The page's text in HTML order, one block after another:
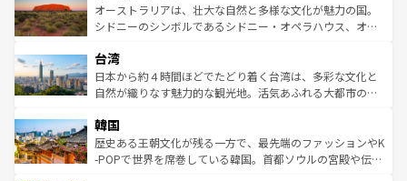
文化が魅力。旅行者はアメリカの各地域で異なる魅力を楽
しみながら、その多様性と豊かな歴史を感じることができ
ならではの贅沢な旅のスタイルだ。 なお、新着のアメリカ
情報はコンテンツ一覧を参照してほしい。
島だが、静かな自然を求めるならマウイ島やカウアイ島が
おすすめ。エメラルドグリーンに輝く海をはじめ、豊かな
れるおもてなしの心で訪れる人々を迎えてくれるハワイの
人々、おいしいローカルフードやハワイアンミュージッ
ク、伝統的なフラダンスなど、すべてがハワイの魅力を彩
ワイを、存分に味わってほしい。 なお、新着のハワイ情報
はコンテンツ一覧を参照してほしい。
オーストラリアは、壮大な自然と多様な文化が魅力の国。
シドニーのシンボルであるシドニー・オペラハウス、オー
リアリーフや大陸中央部にそびえるウルル（エアーズロッ
ク）、タスマニアの美しい原生林やケアンズの熱帯雨林な
ど、見どころがたくさん。また、カフェやワイン、オージ
いる。アクティビティも充実しており、サーフィンやダイ
ビング、ハイキングなど、アウトドア好きにはたまらな
い。オーストラリアの多彩な魅力を存分に味わいつくそ
台湾
日本から約４時間ほどでたどり着く台湾は、多彩な文化と
自然が織りなす魅力的な観光地。活気あふれる大都市の台
ン）、静ひつな山岳地帯である台湾東部など、都市の喧騒
と山間の静けさが共存しており、訪れる人に新しい発見と
驚きをもたらしてくれる。また、奥深い台湾の食文化も魅
韓国
歴史ある王朝文化が残る一方で、最先端のファッションやK
-POPで世界を席巻している韓国。首都ソウルの宮殿や伝統